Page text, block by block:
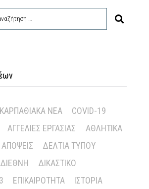
ΝΈΑ
COVID-19
ΑΓΓΕΛΊΕΣ ΕΡΓΑΣΊΑΣ
ΑΘΛΗΤΙΚΆ
ΑΠΌΨΕΙΣ
ΔΕΛΤΊΑ ΤΎΠΟΥ
ΔΙΕΘΝΉ
ΔΙΚΑΣΤΙΚΌ
ΕΠΙΚΑΙΡΌΤΗΤΑ
ΙΣΤΟΡΊΑ